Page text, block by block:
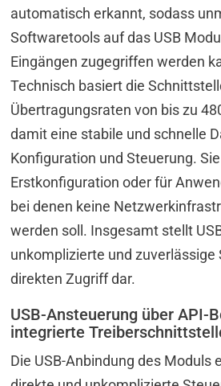
automatisch erkannt, sodass
Softwaretools auf das USB
Eingängen zugegriffen werden
Technisch basiert die
Übertragungsraten von bis zu
damit eine stabile und schnelle
Konfiguration und Steuerung.
Erstkonfiguration oder für
bei denen keine
werden soll. Insgesamt stellt
unkomplizierte und
direkten Zugriff dar.
USB-Ansteuerung über API-
integrierte
Die USB-Anbindung des Moduls